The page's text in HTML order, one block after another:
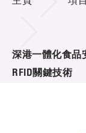
合作計
深港一體化食品
RFID關鍵技術